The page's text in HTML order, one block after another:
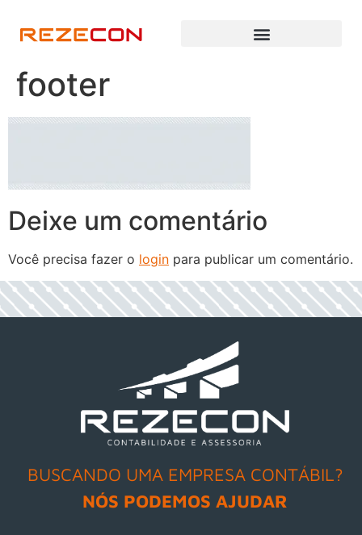
footer
Deixe um comentário
Você precisa fazer o login para publicar um comentário.
h
BUSCANDO UMA EMPRESA CONTÁBIL?
NÓS PODEMOS AJUDAR